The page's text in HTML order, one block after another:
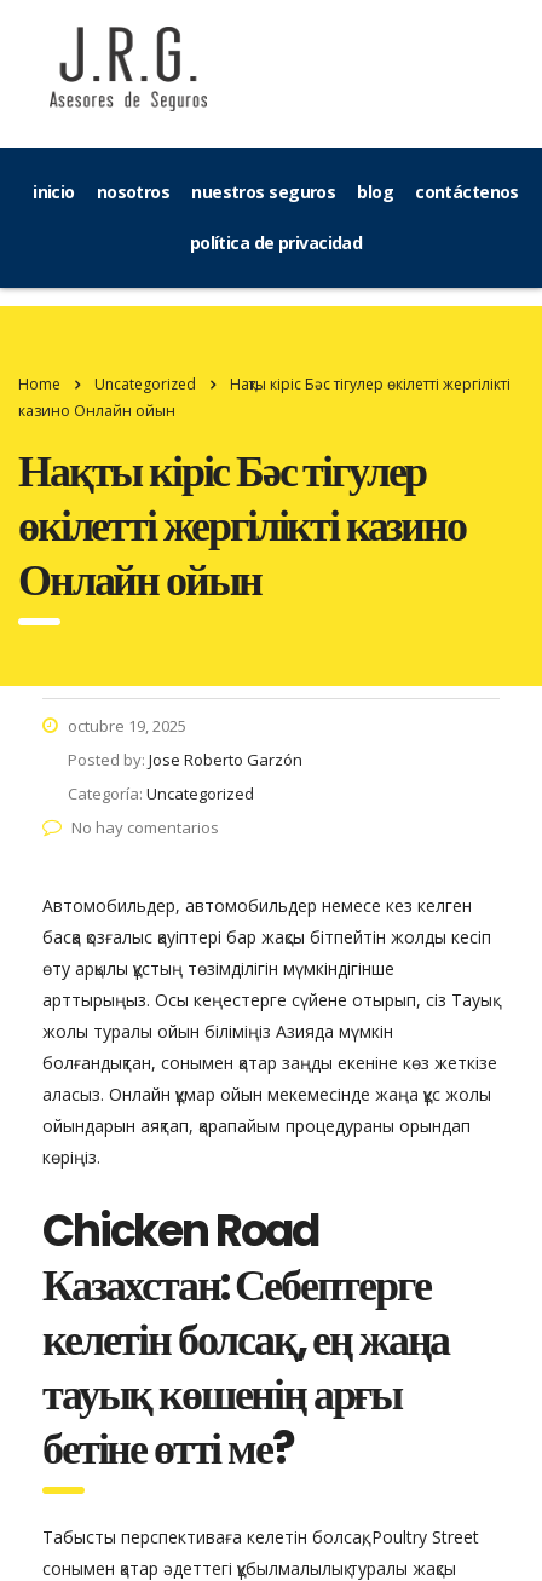
inicio nosotros nuestros seguros blog contáctenos
política de privacidad
Home Uncategorized
Нақты кіріс Бәс тігулер өкілетті жергілікті
казино Онлайн ойын
Нақты кіріс Бәс тігулер
өкілетті жергілікті казино
Онлайн ойын
octubre 19, 2025
Posted by: Jose Roberto Garzón
Categoría: Uncategorized
No hay comentarios
Автомобильдер, автомобильдер немесе кез келген
басқа қозғалыс қауіптері бар жақсы бітпейтін жолды кесіп
өту арқылы құстың төзімділігін мүмкіндігінше
арттырыңыз. Осы кеңестерге сүйене отырып, сіз Тауық
жолы туралы ойын біліміңіз Азияда мүмкін
болғандықтан, сонымен қатар заңды екеніне көз жеткізе
аласыз. Онлайн құмар ойын мекемесінде жаңа құс жолы
ойындарын аяқтап, қарапайым процедураны орындап
көріңіз.
Chicken Road
Казахстан: Себептерге
келетін болсақ, ең жаңа
тауық көшенің арғы
бетіне өтті ме?
Табысты перспективаға келетін болсақ, Poultry Street
сонымен қатар әдеттегі құбылмалылық туралы жақсы